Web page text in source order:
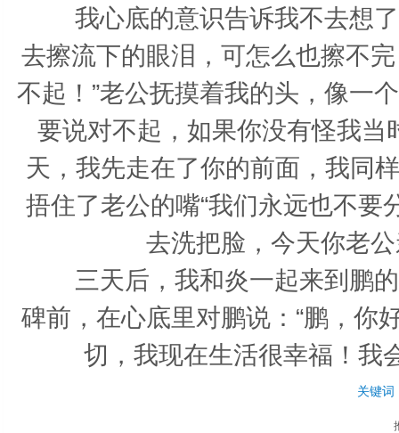
我心底的意识告诉我不去想了
去擦流下的眼泪，可怎么也擦不
不起！”老公抚摸着我的头，像一
要说对不起，如果你没有怪我
天，我先走在了你的前面，我同
捂住了老公的嘴“我们永远也不要
去洗把脸，今天你老
三天后，我和炎一起来到鹏的
碑前，在心底里对鹏说：“鹏，你
切，我现在生活很幸福！我
关键词